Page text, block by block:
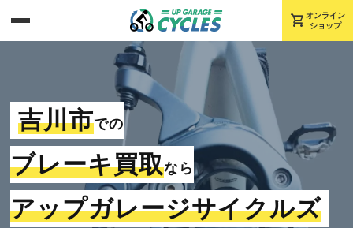
shopping_cart オンライン
ショップ
吉川市での
ブレーキ買取なら
アップガレージサイクルズ